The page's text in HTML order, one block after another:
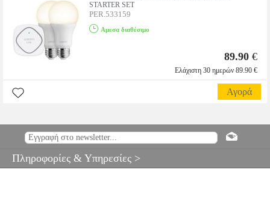
STARTER SET
PER.533159
Αμεσα διαθέσιμο
89.90 €
Ελάχιστη 30 ημερών 89.90 €
Αγορά
Πληροφορίες & Υπηρεσίες >